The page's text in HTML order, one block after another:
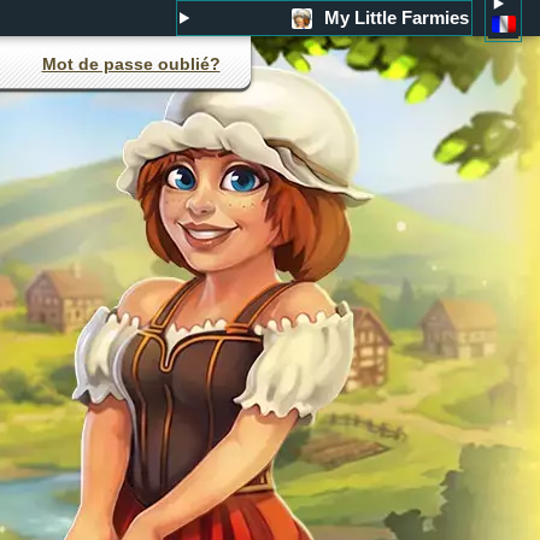
My Little Farmies
Mot de passe oublié?